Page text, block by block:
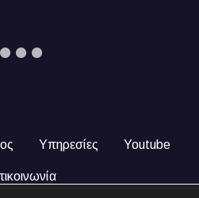
Υπηρεσίες Youtube